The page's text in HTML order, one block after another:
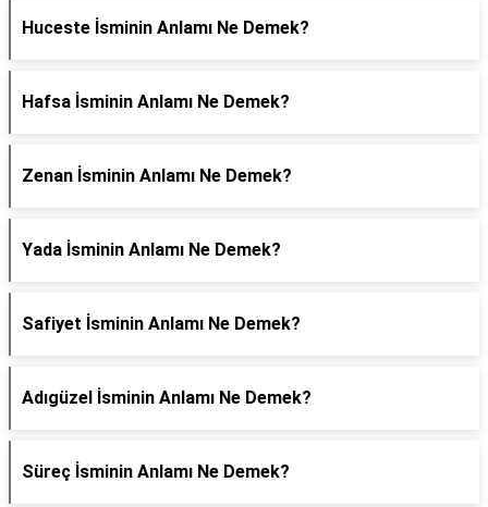
Huceste İsminin Anlamı Ne Demek?
Hafsa İsminin Anlamı Ne Demek?
Zenan İsminin Anlamı Ne Demek?
Yada İsminin Anlamı Ne Demek?
Safiyet İsminin Anlamı Ne Demek?
Adıgüzel İsminin Anlamı Ne Demek?
Süreç İsminin Anlamı Ne Demek?